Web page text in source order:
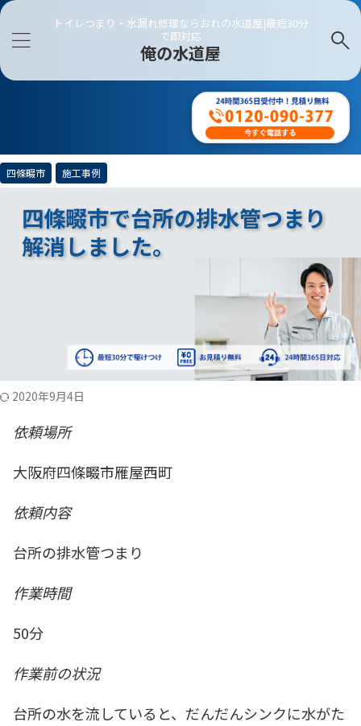
トイレつまり・水漏れ修理ならおれの水道屋|最短30分
で即対応
俺の水道屋
四條畷市 施工事例
四條畷市で台所の排水管つまり
解消しました。
2020年9月4日
依頼場所
大阪府四條畷市雁屋西町
依頼内容
台所の排水管つまり
作業時間
50分
作業前の状況
台所の水を流していると、だんだんシンクに水がた